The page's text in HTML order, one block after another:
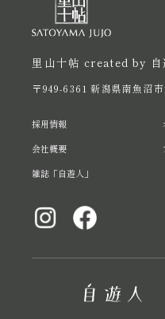
里山十帖 created by 自
〒949-6361 新潟県南魚沼
採用情報
会社概要
雑誌「自遊人」